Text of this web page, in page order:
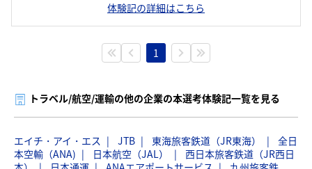
体験記の詳細はこちら
1
トラベル/航空/運輸の他の企業の本選考体験記一覧を見る
エイチ・アイ・エス JTB 東海旅客鉄道（JR東海）
全日
本空輸（ANA)
日本航空（JAL）
西日本旅客鉄道（JR西日